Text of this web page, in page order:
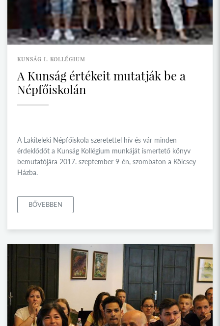
KUNSÁG I. KOLLÉGIUM
A Kunság értékeit mutatják be a
Népfőiskolán
A Lakiteleki Népfőiskola szeretettel hív és vár minden
érdeklődőt a Kunság Kollégium munkáját ismertető könyv
bemutatójára 2017. szeptember 9-én, szombaton a Kölcsey
Házba.
BŐVEBBEN